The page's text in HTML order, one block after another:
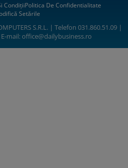
CondițiiPolitica De Confidentialitate
Setările
S.R.L. | Telefon 031.860.51.09 |
mail:office@dailybusiness.ro